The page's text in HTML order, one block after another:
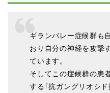
ギランバレー症候群も
おり自分の神経を攻撃
ています。
そしてこの症候群の患
する｢抗ガングリオシ